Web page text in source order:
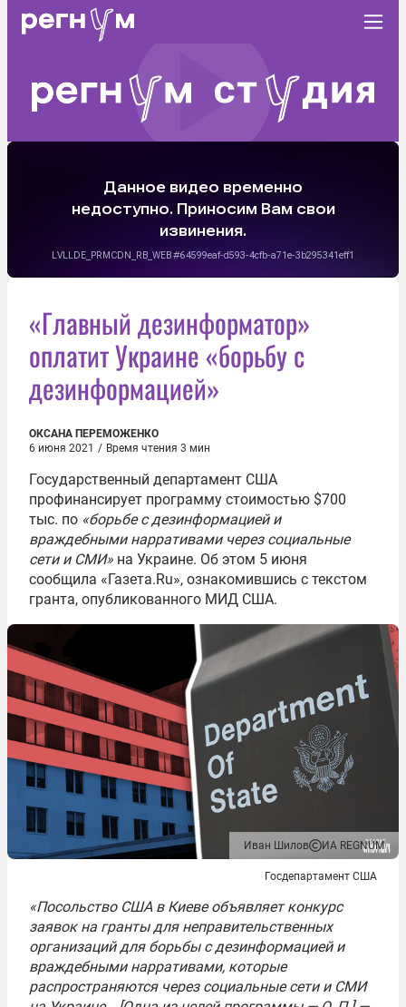
«Главный дезинформатор»
оплатит Украине «борьбу с
дезинформацией»
ОКСАНА ПЕРЕМОЖЕНКО
6 июня 2021 / Время чтения 3 мин
Государственный департамент США
профинансирует программу стоимостью $700
тыс. по «борьбе с дезинформацией и
враждебными нарративами через социальные
сети и СМИ» на Украине. Об этом 5 июня
сообщила «Газета.Ru», ознакомившись с текстом
гранта, опубликованного МИД США.
Иван Шилов ИА REGNUM
Госдепартамент США
«Посольство США в Киеве объявляет конкурс
заявок на гранты для неправительственных
организаций для борьбы с дезинформацией и
враждебными нарративами, которые
распространяются через социальные сети и СМИ